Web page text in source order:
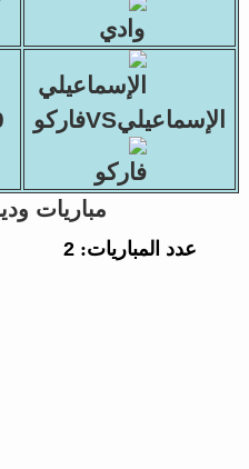
الإسماعيليVSفاركو
مباريات
عدد المباريات:2